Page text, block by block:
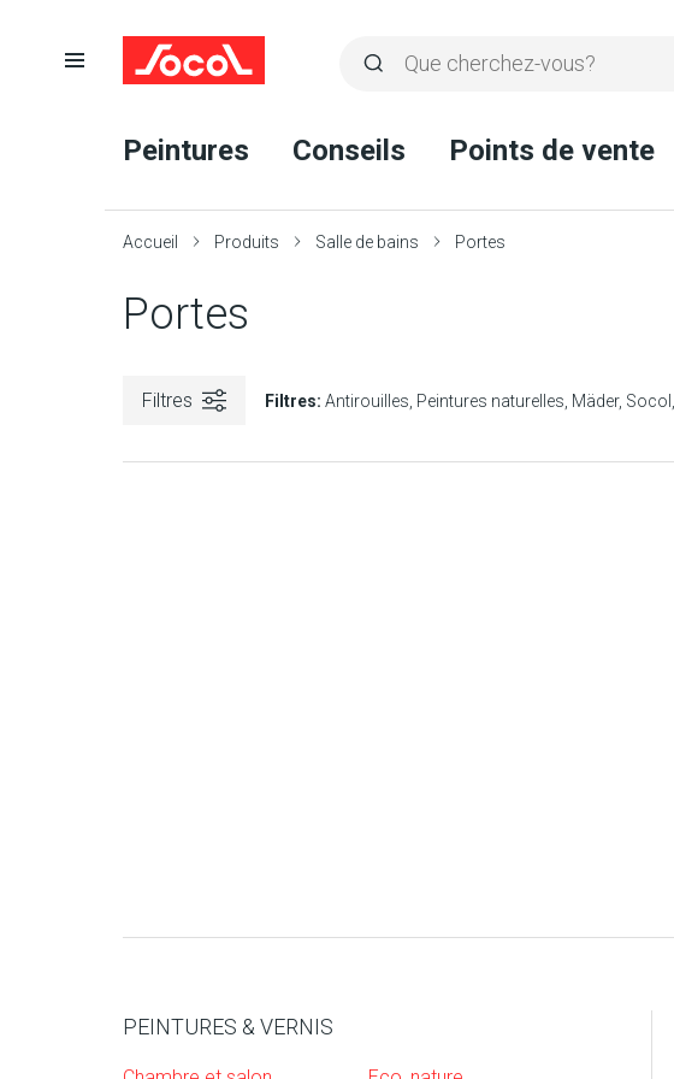
Rechercher
recherche
Ouvrir
Peintures Conseils Points de vente
Accueil Produits Salle de bains Portes
Portes
Filtres Filtres: Antirouilles Peintures naturelles Mäder Socol
PEINTURES & VERNIS